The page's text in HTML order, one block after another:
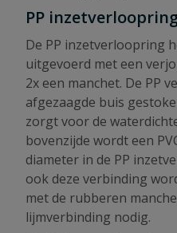
PP
De PP inzetverloopring
uitgevoerd met een
2x een manchet. De PP
afgezaagde buis
zorgt voor de
bovenzijde wordt een
diameter in de PP
ook deze verbinding
met de rubberen
lijmverbinding nodig.